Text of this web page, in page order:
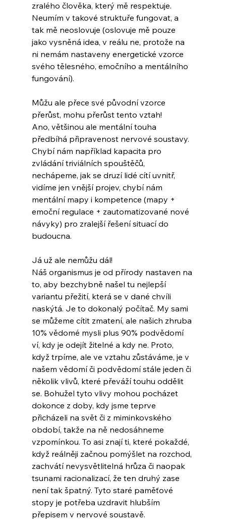
zralého člověka, který mě respektuje.
Neumím v takové struktuře fungovat, a
tak mě neoslovuje (oslovuje mě pouze
jako vysněná idea, v reálu ne, protože na
ni nemám nastaveny energetické vzorce
svého tělesného, emočního a mentálního
fungování).
Můžu ale přece své původní vzorce
přerůst, mohu přerůst tento vztah!
Ano, většinou ale mentální touha
předbíhá připravenost nervové soustavy.
Chybí nám například kapacita pro
zvládání triviálních spouštěčů,
nechápeme, jak se druzí lidé cítí uvnitř,
vidíme jen vnější projev, chybí nám
mentální mapy i kompetence (mapy +
emoční regulace + zautomatizované nové
návyky) pro zralejší řešení situací do
budoucna.
Já už ale nemůžu dál!
Náš organismus je od přírody nastaven na
to, aby bezchybně našel tu nejlepší
variantu přežití, která se v dané chvíli
naskýtá. Je to dokonalý počítač. My sami
se můžeme cítit zmatení, ale našich zhruba
10% vědomé mysli plus 90% podvědomí
ví, kdy je odejít žitelné a kdy ne. Proto,
když trpíme, ale ve vztahu zůstáváme, je v
našem vědomí či podvědomí stále jeden či
několik vlivů, které převáží touhu oddělit
se. Bohužel tyto vlivy mohou pocházet
dokonce z doby, kdy jsme teprve
přicházeli na svět či z miminkovského
období, takže na ně nedosáhneme
vzpomínkou. To asi znají ti, které pokaždé,
když reálněji začnou pomýšlet na rozchod,
zachvátí nevysvětlitelná hrůza či naopak
tsunami racionalizací, že ten druhý zase
není tak špatný. Tyto staré paměťové
stopy je potřeba uzdravit hlubším
přepisem v nervové soustavě.